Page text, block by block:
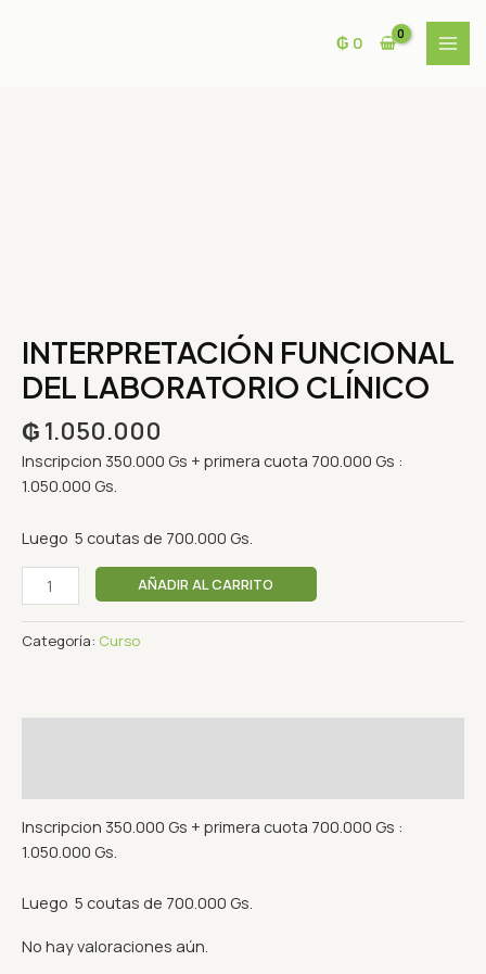
₲ 0
INTERPRETACIÓN FUNCIONAL
DEL LABORATORIO CLÍNICO
₲ 1.050.000
Inscripcion 350.000 Gs + primera cuota 700.000 Gs :
1.050.000 Gs.
Luego 5 coutas de 700.000 Gs.
AÑADIR AL CARRITO
Categoría: Curso
Inscripcion 350.000 Gs + primera cuota 700.000 Gs :
1.050.000 Gs.
Luego 5 coutas de 700.000 Gs.
No hay valoraciones aún.